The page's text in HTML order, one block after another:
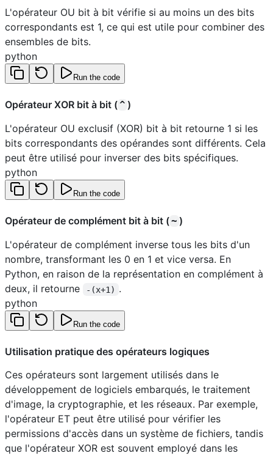
L'opérateur OU bit à bit vérifie si au moins un des bits
correspondants est 1, ce qui est utile pour combiner des
ensembles de bits.
python
Run the code
Opérateur XOR bit à bit (^ )
L'opérateur OU exclusif (XOR) bit à bit retourne 1 si les
bits correspondants des opérandes sont différents. Cela
peut être utilisé pour inverser des bits spécifiques.
python
Run the code
Opérateur de complément bit à bit (~ )
L'opérateur de complément inverse tous les bits d'un
nombre, transformant les 0 en 1 et vice versa. En
Python, en raison de la représentation en complément à
deux, il retourne
-(x+1) .
python
Run the code
Utilisation pratique des opérateurs logiques
Ces opérateurs sont largement utilisés dans le
développement de logiciels embarqués, le traitement
d'image, la cryptographie, et les réseaux. Par exemple,
l'opérateur ET peut être utilisé pour vérifier les
permissions d'accès dans un système de fichiers, tandis
que l'opérateur XOR est souvent employé dans les